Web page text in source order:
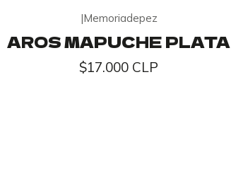
|Memoriadepez
AROS MAPUCHE PLATA
$17.000 CLP